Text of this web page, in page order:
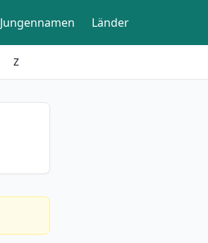
Jungennamen Länder
Z